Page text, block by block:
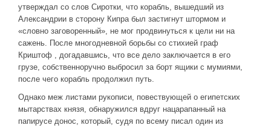
утверждал со слов Сиротки, что корабль, вышедший из
Александрии в сторону Кипра был застигнут штормом и
«словно заговоренный», не мог продвинуться к цели ни на
сажень. После многодневной борьбы со стихией граф
Криштоф , догадавшись, что все дело заключается в его
грузе, собственноручно выбросил за борт ящики с мумиями,
после чего корабль продолжил путь.
Однако меж листами рукописи, повествующей о египетских
мытарствах князя, обнаружился вдруг нацарапанный на
папирусе донос, который, судя по всему писал один из